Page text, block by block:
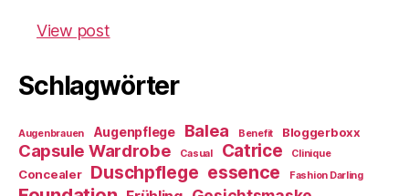
View post
Schlagwörter
Augenbrauen Augenpflege Balea Benefit Bloggerboxx
Capsule Wardrobe Casual Catrice Clinique
Concealer Duschpflege essence Fashion Darling